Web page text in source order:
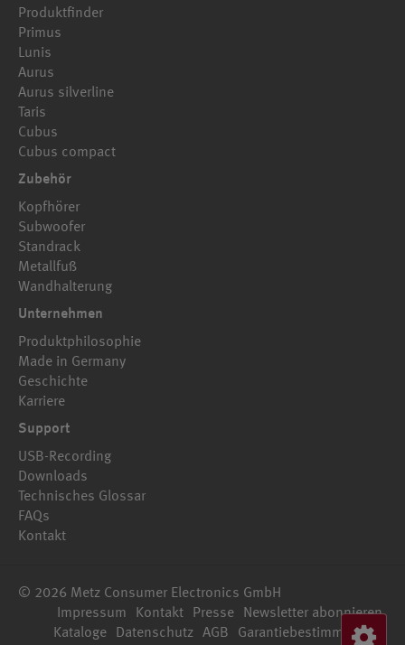
Produktfinder
Primus
Lunis
Aurus
Aurus silverline
Taris
Cubus
Cubus compact
Zubehör
Kopfhörer
Subwoofer
Standrack
Metallfuß
Wandhalterung
Unternehmen
Produktphilosophie
Made in Germany
Geschichte
Karriere
Support
USB-Recording
Downloads
Technisches Glossar
FAQs
Kontakt
© 2026 Metz Consumer Electronics GmbH
Impressum
Kontakt Presse
Newsletter abonnieren
Kataloge
Datenschutz AGB Garantiebestimmungen